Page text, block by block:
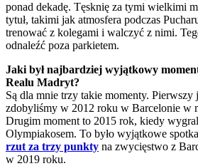
ponad dekadę. Tęsknię za tymi wielkimi
tytuł, takimi jak atmosfera podczas
trenować z kolegami i walczyć z nimi.
odnaleźć poza parkietem.
Jaki był najbardziej wyjątkowy
Realu Madryt?
Są dla mnie trzy takie momenty.
zdobyliśmy w 2012 roku w Barcelonie w
Drugim moment to 2015 rok, kiedy
Olympiakosem. To było wyjątkowe
rzut za trzy punkty na zwycięstwo z
w 2019 roku.